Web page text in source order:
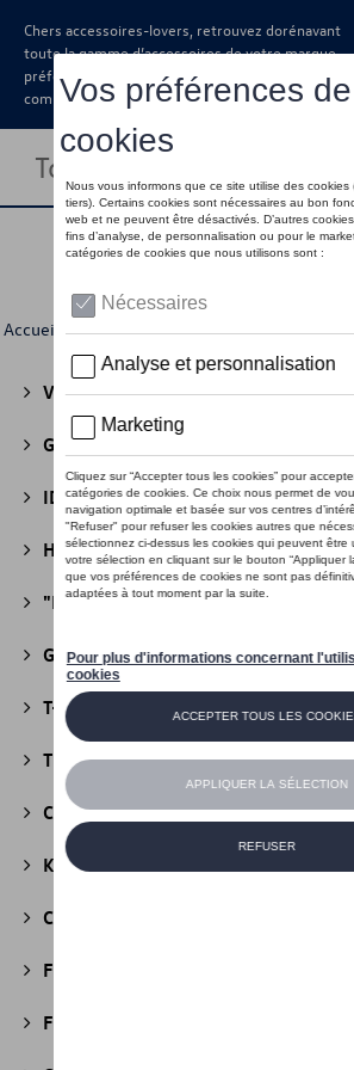
Chers accessoires-lovers, retrouvez dorénavant
toute la gamme d’accessoires de votre marque
préférée sous forme de catalogue à
commander auprès de votre concessionaire.
Toggle navigation
Accueil >Pour vous >SEAT >Eco Collection
Volkswagen Collection(30)
GTI Collection
ID Collection(22)
Héritage Collection(13)
"R" Collection(19)
Golf Collection(24)
T-Roc Collection(18)
Tiguan Collection(5)
California Collection(18)
Kids Collection
Cobi
Fire & Ice Collection
Football Collection